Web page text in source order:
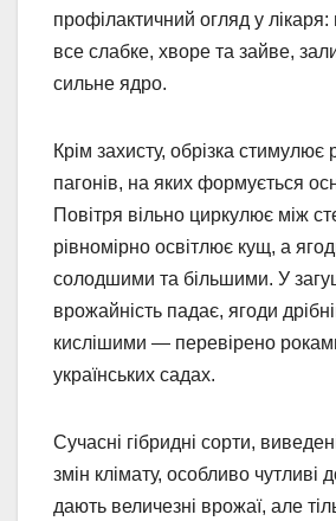
профілактичний огляд у
все слабке, хворе та зайве,
сильне ядро.
Крім захисту, обрізка стимулює
пагонів, на яких формується
Повітря вільно циркулює між
рівномірно освітлює кущ, а
солодшими та більшими. У
врожайність падає, ягоди
кислішими — перевірено
українських садах.
Сучасні гібридні сорти,
змін клімату, особливо чутливі
дають величезні врожаї, але